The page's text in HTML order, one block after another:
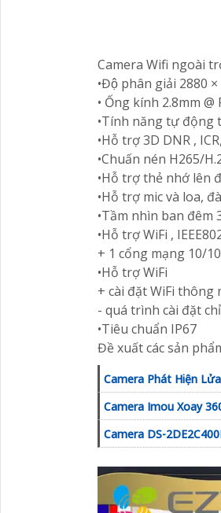
Camera Wifi ngoài
•Độ phân giải 2880
• Ống kính 2.8mm
•Tính năng tự động
•Hỗ trợ 3D DNR ,
•Chuấn nén H265/
•Hỗ trợ thẻ nhớ lên
•Hỗ trợ mic và loa,
•Tầm nhìn ban đêm
•Hỗ trợ WiFi ,
+ 1 cổng mạng 10/
•Hỗ trợ WiFi
+ cài đặt WiFi thông
- quá trình cài đặt
•Tiêu chuẩn IP67
Đề xuất các sản
Camera Phát Hiện
Camera Imou Xoay
Camera DS-